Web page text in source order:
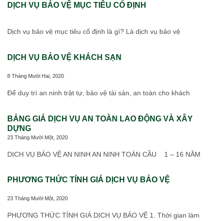
DỊCH VỤ BẢO VỆ MỤC TIÊU CỐ ĐỊNH
Dịch vụ bảo vệ mục tiêu cố định là gì? Là dịch vụ bảo vệ
DỊCH VỤ BẢO VỆ KHÁCH SẠN
8 Tháng Mười Hai, 2020
Để duy trì an ninh trật tự, bảo vệ tài sản, an toàn cho khách
BẢNG GIÁ DỊCH VỤ AN TOÀN LAO ĐỘNG VÀ XÂY
DỰNG
23 Tháng Mười Một, 2020
DỊCH VỤ BẢO VỆ AN NINH AN NINH TOÀN CẦU 1 – 16 NĂM
PHƯƠNG THỨC TÍNH GIÁ DỊCH VỤ BẢO VỆ
23 Tháng Mười Một, 2020
PHƯƠNG THỨC TÍNH GIÁ DỊCH VỤ BẢO VỆ 1. Thời gian làm